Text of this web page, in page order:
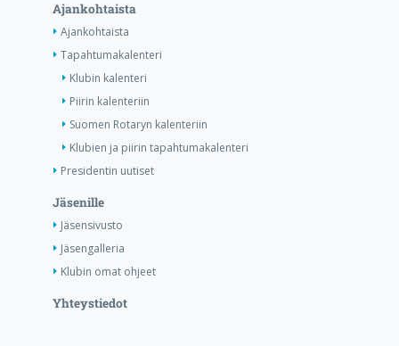
Ajankohtaista
Ajankohtaista
Tapahtumakalenteri
Klubin kalenteri
Piirin kalenteriin
Suomen Rotaryn kalenteriin
Klubien ja piirin tapahtumakalenteri
Presidentin uutiset
Jäsenille
Jäsensivusto
Jäsengalleria
Klubin omat ohjeet
Yhteystiedot